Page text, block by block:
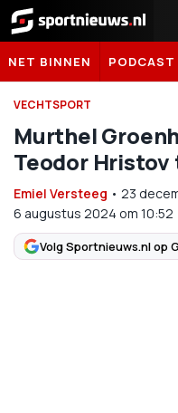
Sportnieuws.nl
NET BINNEN PODCAST
VECHTSPORT
Murthel
Teodor
Emiel Versteeg • 23
6 augustus 2024 om 10:52
Volg Sportnieuws.nl op